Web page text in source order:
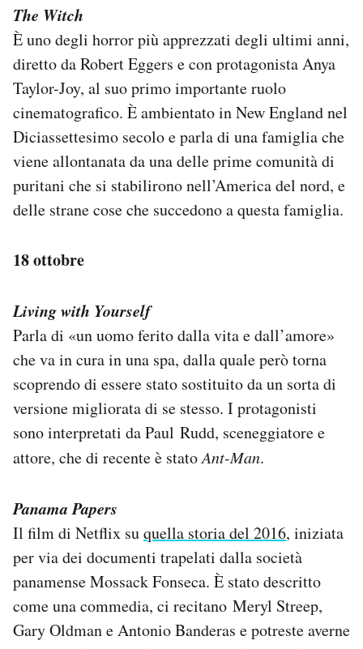
The Witch
È uno degli horror più apprezzati degli ultimi anni,
diretto da Robert Eggers e con protagonista Anya
Taylor-Joy, al suo primo importante ruolo
cinematografico. È ambientato in New England nel
Diciassettesimo secolo e parla di una famiglia che
viene allontanata da una delle prime comunità di
puritani che si stabilirono nell’America del nord, e
delle strane cose che succedono a questa famiglia.
18 ottobre
Living with Yourself
Parla di «un uomo ferito dalla vita e dall’amore»
che va in cura in una spa, dalla quale però torna
scoprendo di essere stato sostituito da un sorta di
versione migliorata di se stesso. I protagonisti
sono interpretati da Paul Rudd, sceneggiatore e
attore, che di recente è statoAnt-Man.
Panama Papers
Il film di Netflix suquella storia del 2016, iniziata
per via dei documenti trapelati dalla società
panamense Mossack Fonseca. È stato descritto
come una commedia, ci recitano Meryl Streep,
Gary Oldman e Antonio Banderas e potreste averne